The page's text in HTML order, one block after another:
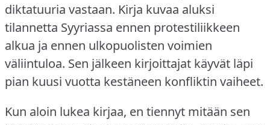
diktatuuria vastaan. Kirja kuvaa aluksi
tilannetta Syyriassa ennen protestiliikkeen
alkua ja ennen ulkopuolisten voimien
väliintuloa. Sen jälkeen kirjoittajat käyvät läpi
pian kuusi vuotta kestäneen konfliktin vaiheet.
Kun aloin lukea kirjaa, en tiennyt mitään sen